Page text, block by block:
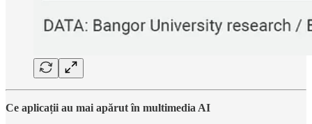
Ce aplicații au mai apărut în multimedia AI